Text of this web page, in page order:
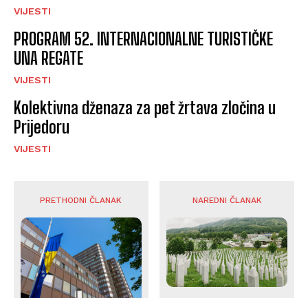
VIJESTI
PROGRAM 52. INTERNACIONALNE TURISTIČKE
UNA REGATE
VIJESTI
Kolektivna dženaza za pet žrtava zločina u
Prijedoru
VIJESTI
PRETHODNI ČLANAK NAREDNI ČLANAK